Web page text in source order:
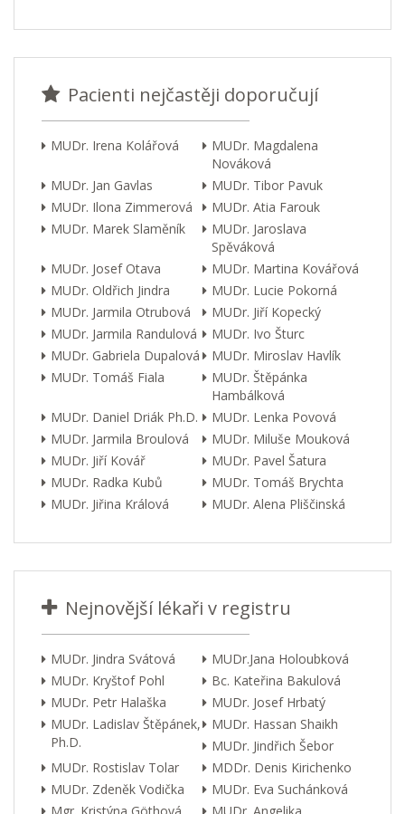
Pacienti nejčastěji doporučují
MUDr. Irena Kolářová
MUDr. Magdalena
Nováková
MUDr. Jan Gavlas
MUDr. Tibor Pavuk
MUDr. Ilona Zimmerová
MUDr. Atia Farouk
MUDr. Marek Slaměník
MUDr. Jaroslava
Spěváková
MUDr. Josef Otava
MUDr. Martina Kovářová
MUDr. Oldřich Jindra
MUDr. Lucie Pokorná
MUDr. Jarmila Otrubová
MUDr. Jiří Kopecký
MUDr. Jarmila Randulová
MUDr. Ivo Šturc
MUDr. Gabriela Dupalová
MUDr. Miroslav Havlík
MUDr. Tomáš Fiala
MUDr. Štěpánka
Hambálková
MUDr. Daniel Driák Ph.D.
MUDr. Lenka Povová
MUDr. Jarmila Broulová
MUDr. Miluše Mouková
MUDr. Jiří Kovář
MUDr. Pavel Šatura
MUDr. Radka Kubů
MUDr. Tomáš Brychta
MUDr. Jiřina Králová
MUDr. Alena Pliščinská
Nejnovější lékaři v registru
MUDr. Jindra Svátová
MUDr.Jana Holoubková
MUDr. Kryštof Pohl
Bc. Kateřina Bakulová
MUDr. Petr Halaška
MUDr. Josef Hrbatý
MUDr. Ladislav Štěpánek,
Ph.D.
MUDr. Hassan Shaikh
MUDr. Jindřich Šebor
MUDr. Rostislav Tolar
MDDr. Denis Kirichenko
MUDr. Zdeněk Vodička
MUDr. Eva Suchánková